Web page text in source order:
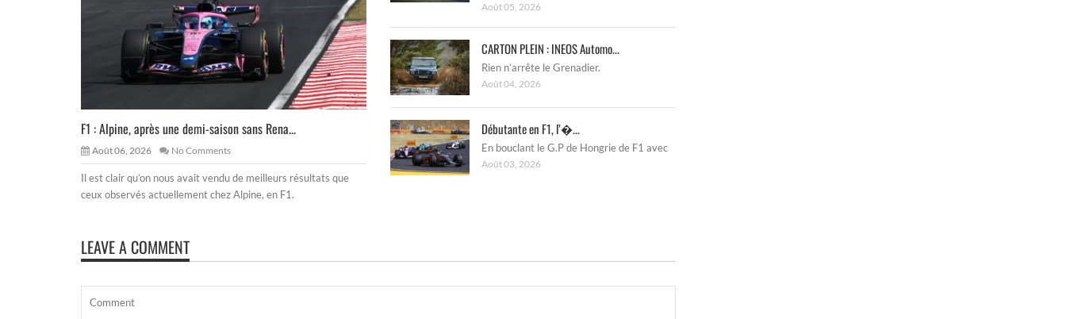
F1 : Alpine, après une demi-saison sans Rena...
Août 06, 2026 No Comments
Il est clair qu’on nous avait vendu de meilleurs résultats que
ceux observés actuellement chez Alpine, en F1.
Août 05, 2026
CARTON PLEIN : INEOS Automo...
Rien n’arrête le Grenadier.
Août 04, 2026
Débutante en F1, l’�...
En bouclant le G.P de Hongrie de F1 avec
Août 03, 2026
LEAVE A COMMENT